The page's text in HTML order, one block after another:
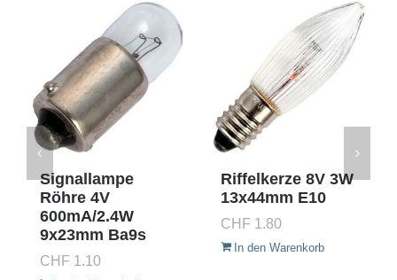
Signallampe
Röhre 4V
600mA/2.4W
9x23mm Ba9s
CHF 1.10
Riffelkerze 8V 3W
13x44mm E10
CHF 1.80
In den Warenkorb